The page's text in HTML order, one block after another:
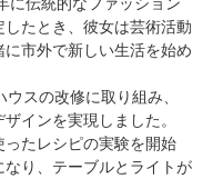
× SERAX
たとき、彼女は芸術活動
市外で新しい生活を始め
スの改修に取り組み、
インを実現しました。
たレシピの実験を開始
り、テーブルとライトが